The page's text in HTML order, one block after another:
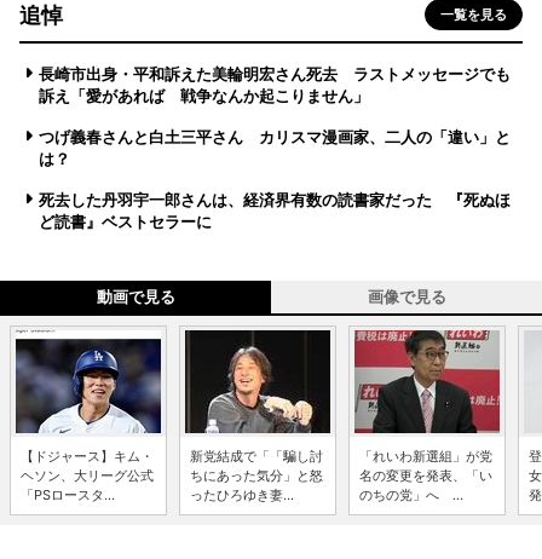
追悼 一覧を見る
長崎市出身・平和訴えた美輪明宏さん死去 ラストメッセージでも
訴え「愛があれば 戦争なんか起こりません」
つげ義春さんと白土三平さん カリスマ漫画家、二人の「違い」と
は？
死去した丹羽宇一郎さんは、経済界有数の読書家だった 『死ぬほ
ど読書』ベストセラーに
動画で見る 画像で見る
【ドジャース】キム・
ヘソン、大リーグ公式
「PSロースタ...
新党結成で「「騙し討
ちにあった気分」と怒
ったひろゆき妻...
「れいわ新選組」が党
名の変更を発表、「い
のちの党」へ ...